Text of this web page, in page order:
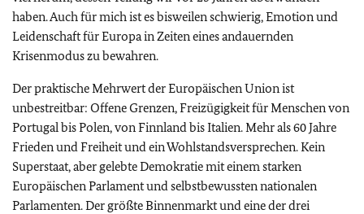
haben. Auch für mich ist es bisweilen schwierig, Emotion und
Leidenschaft für Europa in Zeiten eines andauernden
Krisenmodus zu bewahren.
Der praktische Mehrwert der Europäischen Union ist
unbestreitbar: Offene Grenzen, Freizügigkeit für Menschen von
Portugal bis Polen, von Finnland bis Italien. Mehr als 60 Jahre
Frieden und Freiheit und ein Wohlstandsversprechen. Kein
Superstaat, aber gelebte Demokratie mit einem starken
Europäischen Parlament und selbstbewussten nationalen
Parlamenten. Der größte Binnenmarkt und eine der drei